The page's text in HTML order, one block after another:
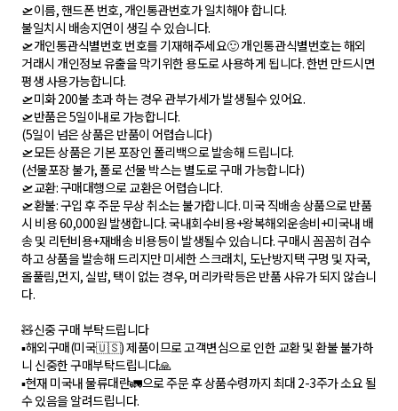
🛫이름, 핸드폰 번호, 개인통관번호가 일치해야 합니다.
불일치시 배송지연이 생길 수 있습니다.
🛫개인통관식별번호 번호를 기재해주세요🙂 개인통관식별번호는 해외
거래시 개인정보 유출을 막기위한 용도로 사용하게 됩니다. 한번 만드시면
평생 사용가능합니다.
🛫미화 200불 초과 하는 경우 관부가세가 발생될수 있어요.
🛫반품은 5일이내로 가능합니다.
(5일이 넘은 상품은 반품이 어렵습니다)
🛫모든 상품은 기본 포장인 폴리백으로 발송해 드립니다.
(선물포장 불가, 폴로 선물 박스는 별도로 구매 가능합니다)
🛫교환: 구매대행으로 교환은 어렵습니다.
🛫환불: 구입 후 주문 무상 취소는 불가합니다. 미국 직배송 상품으로 반품
시 비용 60,000원 발생합니다. 국내회수비용+왕복해외운송비+미국내 배
송 및 리턴비용+재배송 비용등이 발생될수 있습니다. 구매시 꼼꼼히 검수
하고 상품을 발송해 드리지만 미세한 스크래치, 도난방지택 구멍 및 자국,
올풀림,먼지, 실밥, 택이 없는 경우, 머리카락등은 반품 사유가 되지 않습니
다.
🧸신중 구매 부탁드립니다
▪︎해외구매(미국🇺🇸) 제품이므로 고객변심으로 인한 교환 및 환불 불가하
니 신중한 구매부탁드립니다🙏
▪︎현재 미국내 물류대란🚛으로 주문 후 상품수령까지 최대 2-3주가 소요 될
수 있음을 알려드립니다.